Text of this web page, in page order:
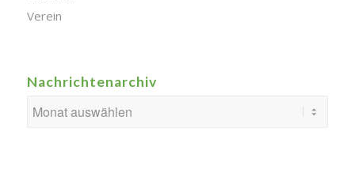
Verein
Nachrichtenarchiv